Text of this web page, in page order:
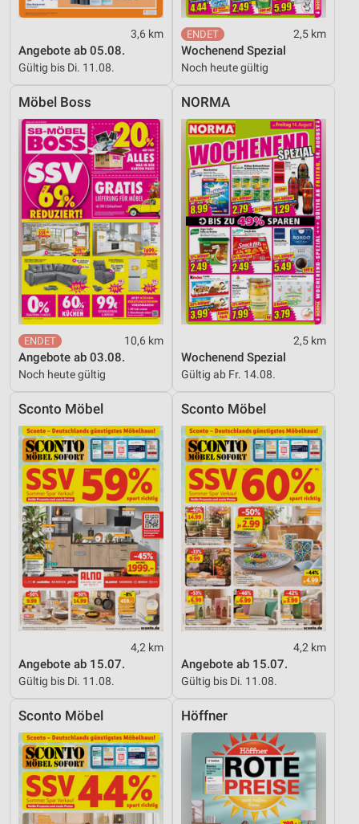
3,6 km
Angebote ab 05.08.
Gültig bis Di. 11.08.
2,5 km
Wochenend Spezial
Noch heute gültig
Möbel Boss
10,6 km
Angebote ab 03.08.
Noch heute gültig
NORMA
2,5 km
Wochenend Spezial
Gültig ab Fr. 14.08.
Sconto Möbel
4,2 km
Angebote ab 15.07.
Gültig bis Di. 11.08.
Sconto Möbel
4,2 km
Angebote ab 15.07.
Gültig bis Di. 11.08.
Sconto Möbel Höffner